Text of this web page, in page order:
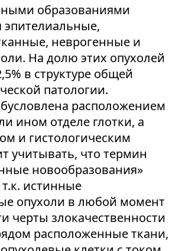
образованиями
эпителиальные,
неврогенные и
На долю этих опухолей
в структуре общей
патологии.
расположением
ином отделе глотки, а
и гистологическим
учитывать, что термин
новообразования»
истинные
опухоли в любой момент
черты злокачественности
расположенные ткани,